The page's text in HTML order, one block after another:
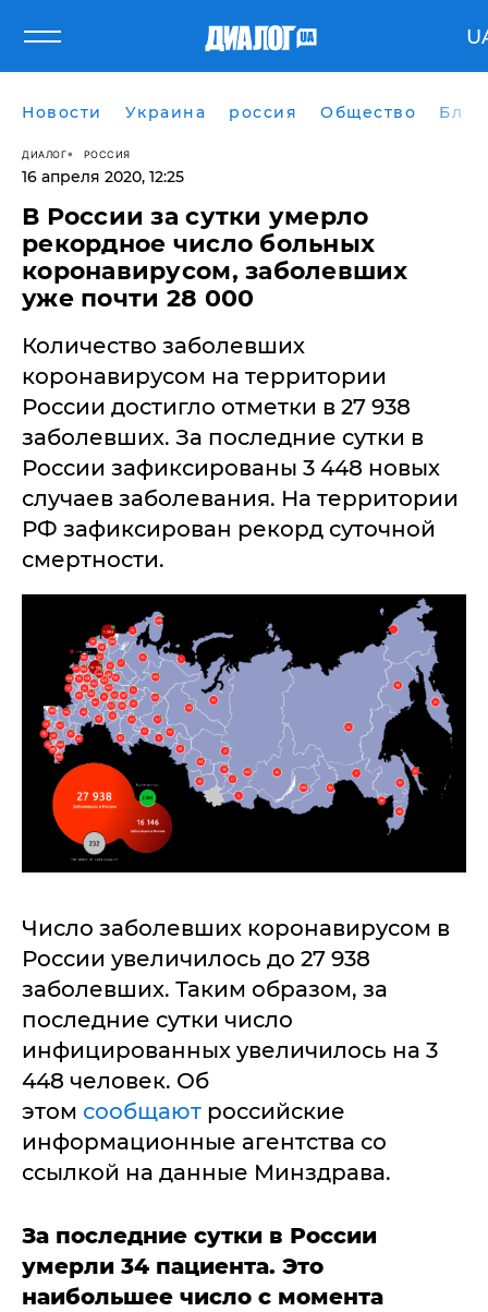
Новости Украина россия Общество
ДИАЛОГ РОССИЯ
16 апреля 2020, 12:25
В России за сутки умерло
рекордное число больных
коронавирусом, заболевших
уже почти 28 000
​Количество заболевших
коронавирусом на территории
России достигло отметки в 27 938
заболевших. За последние сутки в
России зафиксированы 3 448 новых
случаев заболевания. На территории
РФ зафиксирован рекорд суточной
смертности.
Число заболевших коронавирусом в
России увеличилось до 27 938
заболевших. Таким образом, за
последние сутки число
инфицированных увеличилось на 3
448 человек. Об
этом сообщают российские
информационные агентства со
ссылкой на данные Минздрава.
За последние сутки в России
умерли 34 пациента. Это
наибольшее число с момента